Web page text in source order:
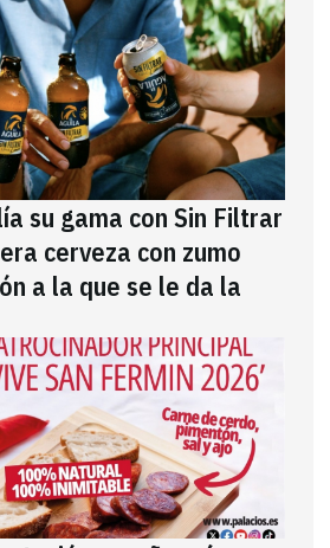
su gama con Sin Filtrar
cerveza con zumo
a la que se le da la